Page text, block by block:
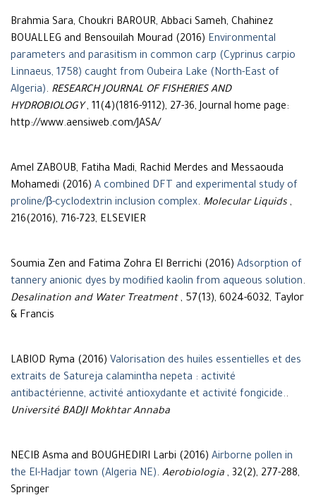
Brahmia Sara, Choukri BAROUR, Abbaci Sameh, Chahinez
BOUALLEG and Bensouilah Mourad (2016) Environmental
parameters and parasitism in common carp (Cyprinus carpio
Linnaeus, 1758) caught from Oubeira Lake (North-East of
Algeria). RESEARCH JOURNAL OF FISHERIES AND
HYDROBIOLOGY, 11(4)(1816-9112), 27-36, Journal home page:
http://www.aensiweb.com/JASA/
Amel ZABOUB, Fatiha Madi, Rachid Merdes and Messaouda
Mohamedi (2016) A combined DFT and experimental study of
proline/β-cyclodextrin inclusion complex. Molecular Liquids ,
216(2016), 716-723, ELSEVIER
Soumia Zen and Fatima Zohra El Berrichi (2016) Adsorption of
tannery anionic dyes by modified kaolin from aqueous solution.
Desalination and Water Treatment, 57(13), 6024-6032, Taylor
& Francis
LABIOD Ryma (2016) Valorisation des huiles essentielles et des
extraits de Satureja calamintha nepeta : activité
antibactérienne, activité antioxydante et activité fongicide..
Université BADJI Mokhtar Annaba
NECIB Asma and BOUGHEDIRI Larbi (2016) Airborne pollen in
the El-Hadjar town (Algeria NE). Aerobiologia , 32(2), 277-288,
Springer